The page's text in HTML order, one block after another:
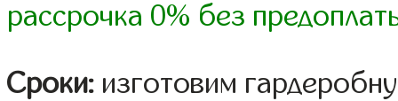
рассрочка 0% без
Сроки: изготовим